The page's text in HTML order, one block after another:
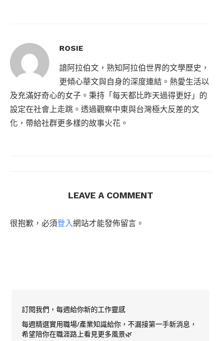
ROSIE
諳阿拉伯文，熟知阿拉伯世界的文學歷史，
更傾心華文與自身的深度連結。熱愛生活以
及充滿好奇心的女子。秉持「每天都比昨天過得更好」的
設定在社會上走跳。透過觀察中東與台灣極大反差的文
化，帶給社群更多樣的故事火花。
LEAVE A COMMENT
很抱歉，必須登入網站才能發佈留言。
訂閱我們，每週給你新的工作靈感
每週精選實用職場/產業知識給你，不漏接第一手新消息，
希望陪你在職涯路上看見更多風景🌿